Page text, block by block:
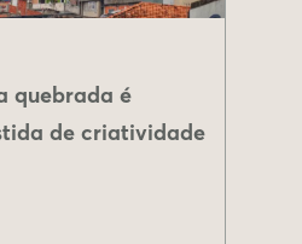
quebrada é
de criatividade